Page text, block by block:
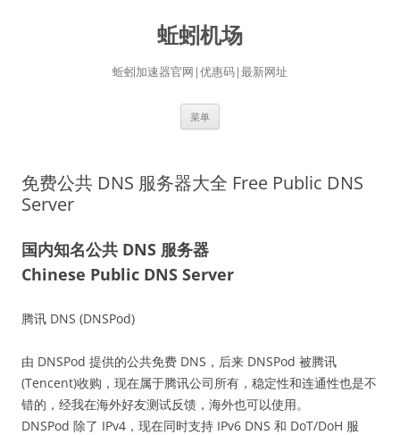
蚯蚓机场
蚯蚓加速器官网|优惠码|最新网址
菜单
免费公共 DNS 服务器大全 Free Public DNS
Server
国内知名公共 DNS 服务器
Chinese Public DNS Server
腾讯 DNS (DNSPod)
由 DNSPod 提供的公共免费 DNS，后来 DNSPod 被腾讯
(Tencent)收购，现在属于腾讯公司所有，稳定性和连通性也是不
错的，经我在海外好友测试反馈，海外也可以使用。
DNSPod 除了 IPv4，现在同时支持 IPv6 DNS 和 DoT/DoH 服